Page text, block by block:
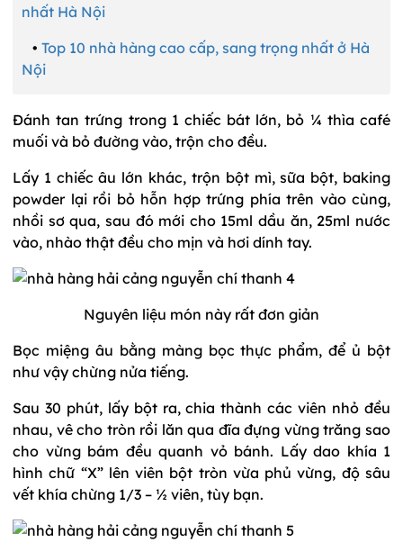
nhất Hà Nội
• Top 10 nhà hàng cao cấp, sang trọng nhất ở Hà
Nội
Đánh tan trứng trong 1 chiếc bát lớn, bỏ ¼ thìa café
muối và bỏ đường vào, trộn cho đều.
Lấy 1 chiếc âu lớn khác, trộn bột mì, sữa bột, baking
powder lại rồi bỏ hỗn hợp trứng phía trên vào cùng,
nhồi sơ qua, sau đó mới cho 15ml dầu ăn, 25ml nước
vào, nhào thật đều cho mịn và hơi dính tay.
Nguyên liệu món này rất đơn giản
Bọc miệng âu bằng màng bọc thực phẩm, để ủ bột
như vậy chừng nửa tiếng.
Sau 30 phút, lấy bột ra, chia thành các viên nhỏ đều
nhau, vê cho tròn rồi lăn qua đĩa đựng vừng trăng sao
cho vừng bám đều quanh vỏ bánh. Lấy dao khía 1
hình chữ “X” lên viên bột tròn vừa phủ vừng, độ sâu
vết khía chừng 1/3 – ½ viên, tùy bạn.